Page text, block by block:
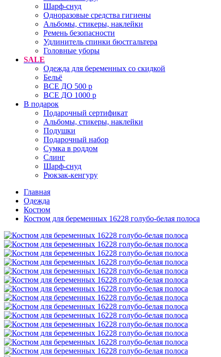
Шарф-снуд
Одноразовые средства гигиены
Альбомы, стикеры, наклейки
Ремень безопасности
Удлинитель спинки бюстгальтера
Головные уборы
SALE
Одежда для беременных со скидкой
Бельё
ВСЕ ДО 500 р
ВСЕ ДО 1000 р
В подарок
Подарочный сертификат
Альбомы, стикеры, наклейки
Подушки
Подарочный набор
Сумка в роддом
Слинг
Шарф-снуд
Рюкзак-кенгуру
Главная
Одежда
Костюм
Костюм для беременных 16228 голубо-белая полоса